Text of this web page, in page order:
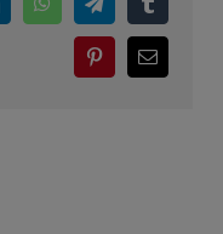
WhatsAppTelegramTumblr
PinterestEmail